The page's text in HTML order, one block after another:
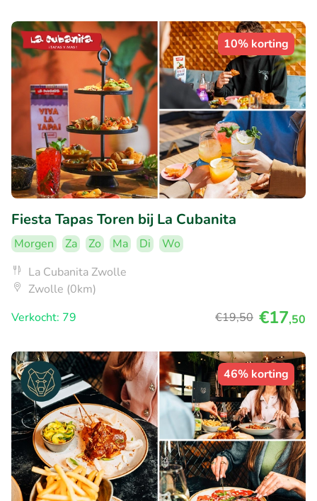
10% korting
Fiesta Tapas Toren bij La Cubanita
Morgen Za Zo Ma Di
Wo
La Cubanita Zwolle
Zwolle (0km)
Verkocht: 79
€19,50 €17,50
46% korting